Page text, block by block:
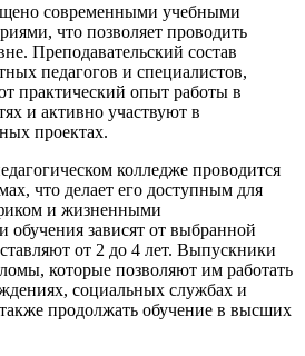
современными учебными
что позволяет проводить
Преподавательский состав
педагогов и специалистов,
практический опыт работы в
и активно участвуют в
проектах.
колледже проводится
что делает его доступным для
и жизненными
обучения зависят от выбранной
от 2 до 4 лет. Выпускники
которые позволяют им работать
социальных службах и
продолжать обучение в высших